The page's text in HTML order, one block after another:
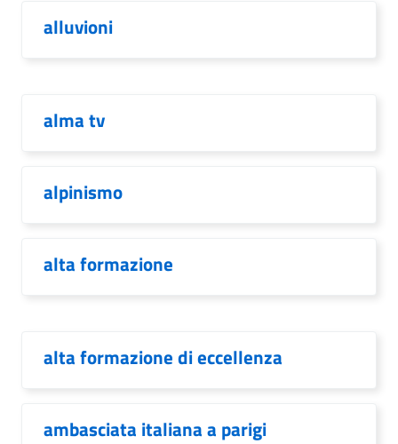
alluvioni
alma tv
alpinismo
alta formazione
alta formazione di eccellenza
ambasciata italiana a parigi